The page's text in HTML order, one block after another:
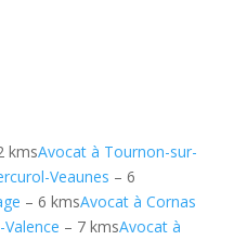
kmsAvocat à Tournon-sur-
Veaunes – 6
– 6 kmsAvocat à Cornas
– 7 kmsAvocat à